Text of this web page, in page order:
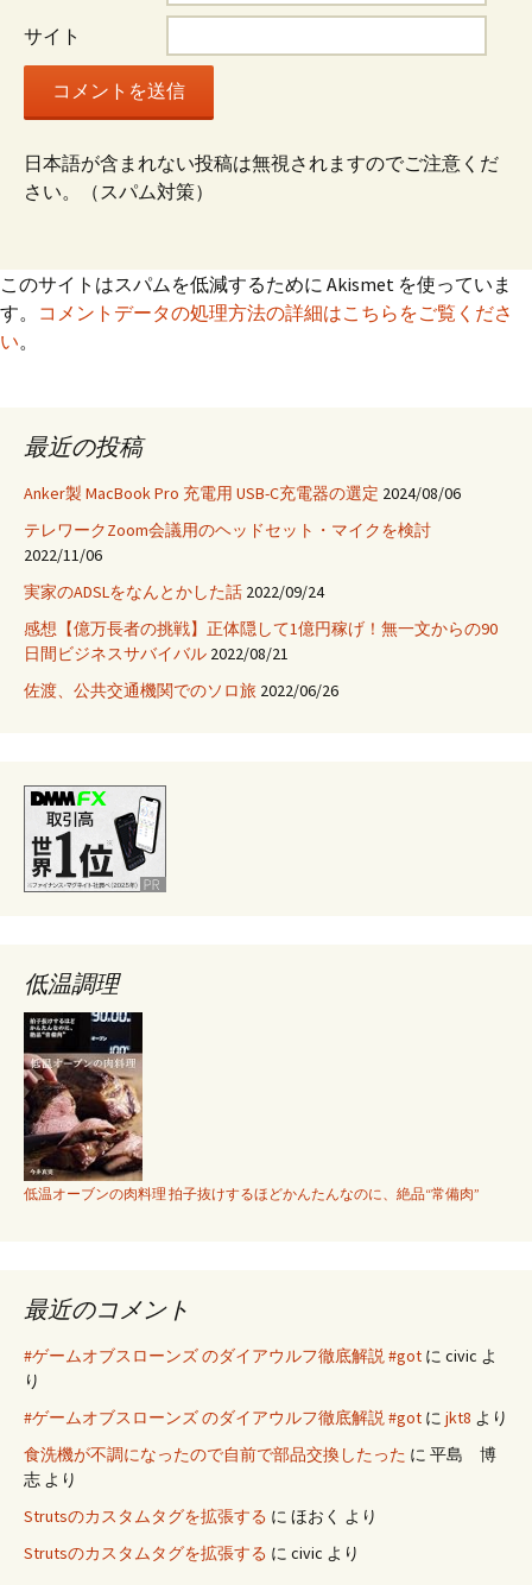
ン
サイト
日本語が含まれない投稿は無視されますのでご注意くだ
さい。（スパム対策）
このサイトはスパムを低減するために Akismet を使っていま
す。 コメントデータの処理方法の詳細はこちらをご覧くださ
い。
最近の投稿
Anker製 MacBook Pro 充電用 USB-C充電器の選定 2024/08/06
テレワークZoom会議用のヘッドセット・マイクを検討
2022/11/06
実家のADSLをなんとかした話 2022/09/24
感想【億万長者の挑戦】正体隠して1億円稼げ！無一文からの90
日間ビジネスサバイバル 2022/08/21
佐渡、公共交通機関でのソロ旅 2022/06/26
低温調理
低温オーブンの肉料理 拍子抜けするほどかんたんなのに、絶品“常備肉”
最近のコメント
#ゲームオブスローンズ のダイアウルフ徹底解説 #got に civic よ
り
#ゲームオブスローンズ のダイアウルフ徹底解説 #got に jkt8 より
食洗機が不調になったので自前で部品交換したった に 平島 博
志 より
Strutsのカスタムタグを拡張する に ほおく より
Strutsのカスタムタグを拡張する に civic より